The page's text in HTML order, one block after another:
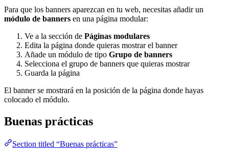
Para que los banners aparezcan en tu web, necesitas añadir un
módulo de banners en una página modular:
Ve a la sección de Páginas modulares
Edita la página donde quieras mostrar el banner
Añade un módulo de tipo Grupo de banners
Selecciona el grupo de banners que quieras mostrar
Guarda la página
El banner se mostrará en la posición de la página donde hayas
colocado el módulo.
Buenas prácticas
Section titled “Buenas prácticas”